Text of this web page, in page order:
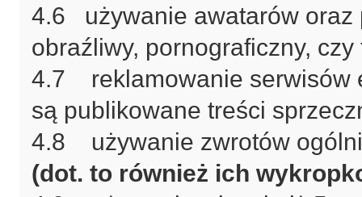
4.6 używanie awatarów oraz
obraźliwy, pornograficzny,
4.7 reklamowanie serwisów
są publikowane treści
4.8 używanie zwrotów
(dot. to również ich